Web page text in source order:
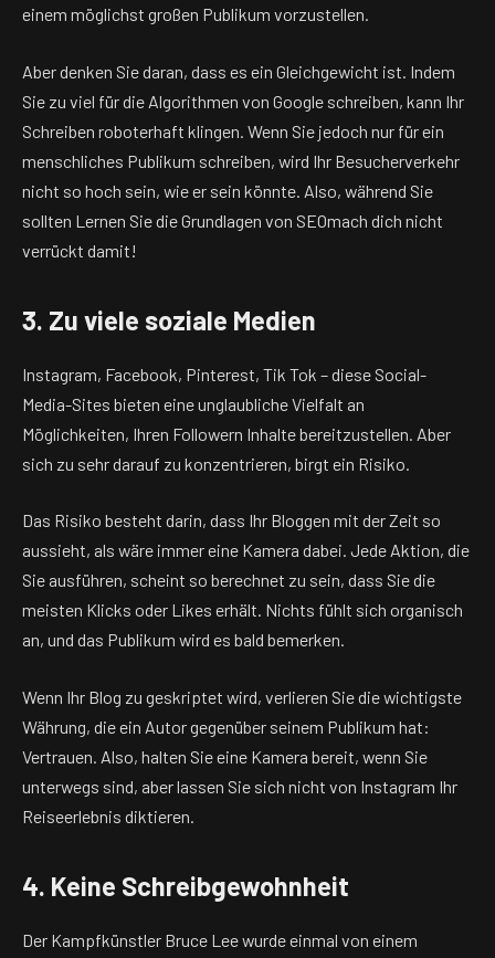
einem möglichst großen Publikum vorzustellen.
Aber denken Sie daran, dass es ein Gleichgewicht ist. Indem
Sie zu viel für die Algorithmen von Google schreiben, kann Ihr
Schreiben roboterhaft klingen. Wenn Sie jedoch nur für ein
menschliches Publikum schreiben, wird Ihr Besucherverkehr
nicht so hoch sein, wie er sein könnte. Also, während Sie
sollten Lernen Sie die Grundlagen von SEOmach dich nicht
verrückt damit!
3. Zu viele soziale Medien
Instagram, Facebook, Pinterest, Tik Tok – diese Social-
Media-Sites bieten eine unglaubliche Vielfalt an
Möglichkeiten, Ihren Followern Inhalte bereitzustellen. Aber
sich zu sehr darauf zu konzentrieren, birgt ein Risiko.
Das Risiko besteht darin, dass Ihr Bloggen mit der Zeit so
aussieht, als wäre immer eine Kamera dabei. Jede Aktion, die
Sie ausführen, scheint so berechnet zu sein, dass Sie die
meisten Klicks oder Likes erhält. Nichts fühlt sich organisch
an, und das Publikum wird es bald bemerken.
Wenn Ihr Blog zu geskriptet wird, verlieren Sie die wichtigste
Währung, die ein Autor gegenüber seinem Publikum hat:
Vertrauen. Also, halten Sie eine Kamera bereit, wenn Sie
unterwegs sind, aber lassen Sie sich nicht von Instagram Ihr
Reiseerlebnis diktieren.
4. Keine Schreibgewohnheit
Der Kampfkünstler Bruce Lee wurde einmal von einem